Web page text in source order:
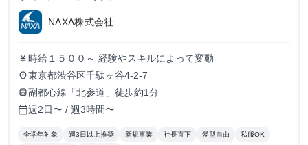
NAXA株式会社
currency_yen 時給１５００～ 経験やスキルによって変動
place東京都渋谷区千駄ヶ谷4-2-7
train副都心線「北参道」徒歩約1分
calendar_today週2日〜 / 週3時間〜
全学年対象 週3日以上推奨 新規事業 社長直下 髪型自由 私服OK